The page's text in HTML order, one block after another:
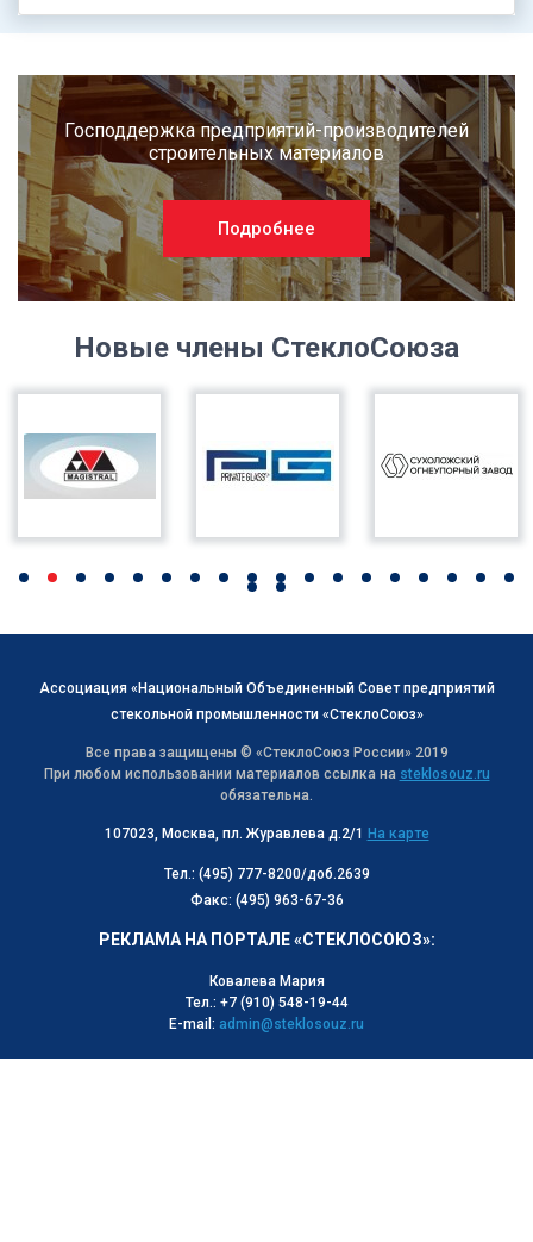
Господдержка предприятий-производителей
строительных материалов
Подробнее
Новые члены СтеклоСоюза
Ассоциация «Национальный Объединенный Совет предприятий
стекольной промышленности «СтеклоСоюз»
Все права защищены © «СтеклоСоюз Роcсии» 2019
При любом использовании материалов ссылка на steklosouz.ru
обязательна.
107023, Москва, пл. Журавлева д.2/1 На карте
Тел.: (495) 777-8200/доб.2639
Факс: (495) 963-67-36
РЕКЛАМА НА ПОРТАЛЕ «СТЕКЛОСОЮЗ»:
Ковалева Мария
Тел.: +7 (910) 548-19-44
E-mail: admin@steklosouz.ru